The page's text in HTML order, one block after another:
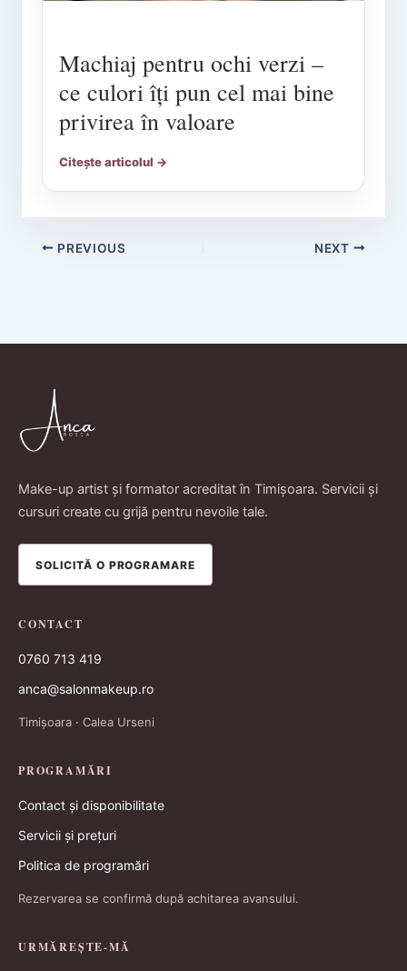
Machiaj pentru ochi verzi –
ce culori îți pun cel mai bine
privirea în valoare
Citește articolul →
PREVIOUS NEXT
Make-up artist și formator acreditat în Timișoara. Servicii și
cursuri create cu grijă pentru nevoile tale.
SOLICITĂ O PROGRAMARE
CONTACT
0760 713 419
anca@salonmakeup.ro
Timișoara · Calea Urseni
PROGRAMĂRI
Contact și disponibilitate
Servicii și prețuri
Politica de programări
Rezervarea se confirmă după achitarea avansului.
URMĂREȘTE-MĂ